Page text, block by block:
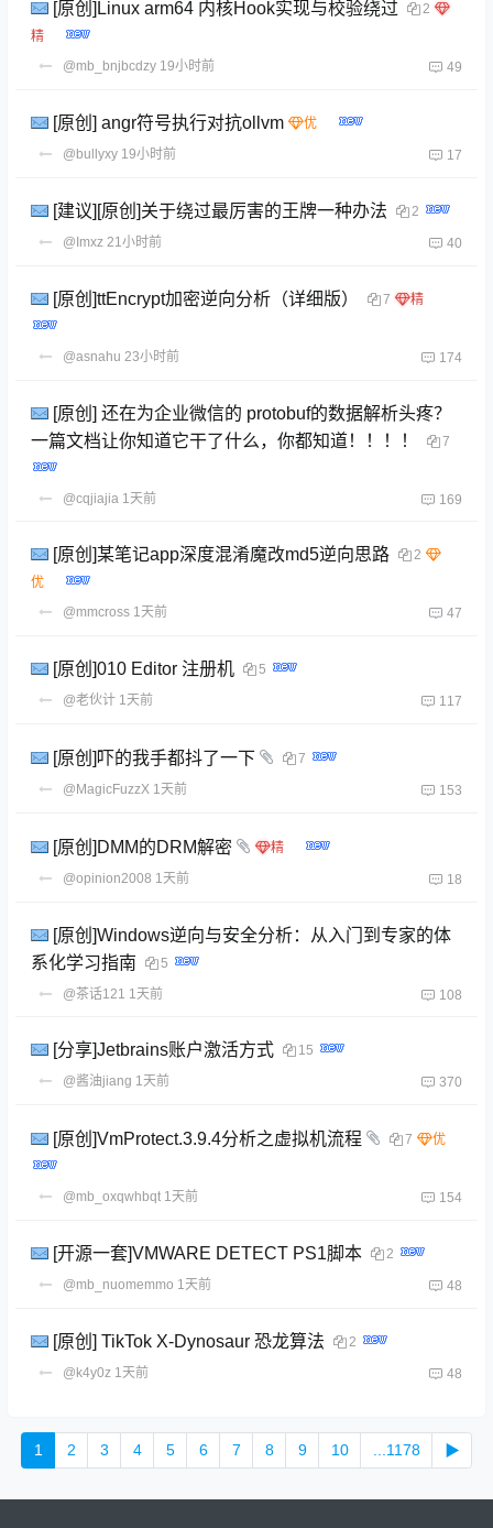
[原创]Linux arm64 内核Hook实现与校验绕过 2
@mb_bnjbcdzy 19小时前 49
[原创] angr符号执行对抗ollvm
@bullyxy 19小时前 17
[建议][原创]关于绕过最厉害的王牌一种办法
2
@Imxz 21小时前 40
[原创]ttEncrypt加密逆向分析（详细版） 7
@asnahu 23小时前 174
[原创] 还在为企业微信的 protobuf的数据解析头疼？
一篇文档让你知道它干了什么，你都知道！！！！
7
@cqjiajia 1天前 169
[原创]某笔记app深度混淆魔改md5逆向思路 2
@mmcross 1天前 47
[原创]010 Editor 注册机
5
@老伙计 1天前 117
[原创]吓的我手都抖了一下
7
@MagicFuzzX 1天前 153
[原创]DMM的DRM解密
@opinion2008 1天前 18
[原创]Windows逆向与安全分析：从入门到专家的体
系化学习指南
5
@茶话121 1天前 108
[分享]Jetbrains账户激活方式
15
@酱油jiang 1天前 370
[原创]VmProtect.3.9.4分析之虚拟机流程 7
@mb_oxqwhbqt 1天前 154
[开源一套]VMWARE DETECT PS1脚本
2
@mb_nuomemmo 1天前 48
[原创] TikTok X-Dynosaur 恐龙算法
2
@k4y0z 1天前 48
1 2 3 4 5 6 7 8 9 10 ...1178 ▶